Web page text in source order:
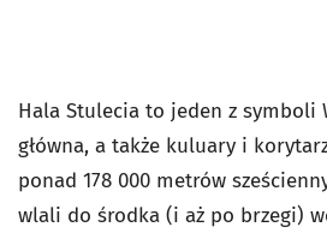
Hala Stulecia to jeden z symboli
główna, a także kuluary i
ponad 178 000 metrów
wlali do środka (i aż po brzegi)